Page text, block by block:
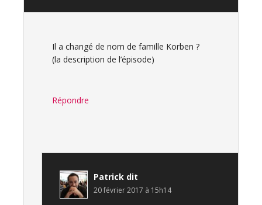
Il a changé de nom de famille Korben ?
(la description de l’épisode)
Répondre
Patrick dit
20 février 2017 à 15h14